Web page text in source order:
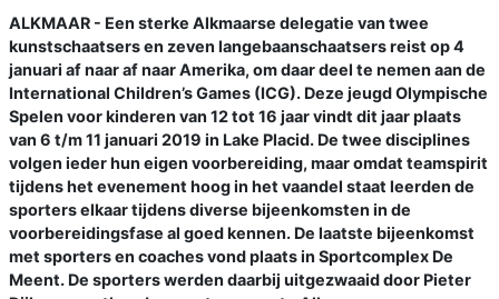
ALKMAAR - Een sterke Alkmaarse delegatie van twee
kunstschaatsers en zeven langebaanschaatsers reist op 4
januari af naar af naar Amerika, om daar deel te nemen aan de
International Children’s Games (ICG). Deze jeugd Olympische
Spelen voor kinderen van 12 tot 16 jaar vindt dit jaar plaats
van 6 t/m 11 januari 2019 in Lake Placid. De twee disciplines
volgen ieder hun eigen voorbereiding, maar omdat teamspirit
tijdens het evenement hoog in het vaandel staat leerden de
sporters elkaar tijdens diverse bijeenkomsten in de
voorbereidingsfase al goed kennen. De laatste bijeenkomst
met sporters en coaches vond plaats in Sportcomplex De
Meent. De sporters werden daarbij uitgezwaaid door Pieter